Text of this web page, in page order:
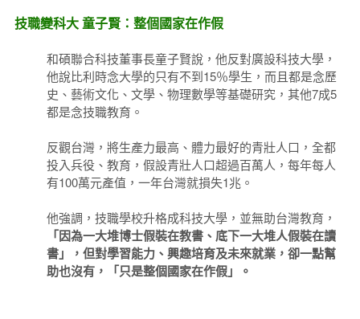
技職變科大 童子賢：整個國家在作假
和碩聯合科技董事長童子賢說，他反對廣設科技大學，
他說比利時念大學的只有不到15％學生，而且都是念歷
史、藝術文化、文學、物理數學等基礎研究，其他7成5
都是念技職教育。
反觀台灣，將生產力最高、體力最好的青壯人口，全都
投入兵役、教育，假設青壯人口超過百萬人，每年每人
有100萬元產值，一年台灣就損失1兆。
他強調，技職學校升格成科技大學，並無助台灣教育，
「因為一大堆博士假裝在教書、底下一大堆人假裝在讀
書」，但對學習能力、興趣培育及未來就業，卻一點幫
助也沒有，「只是整個國家在作假」。